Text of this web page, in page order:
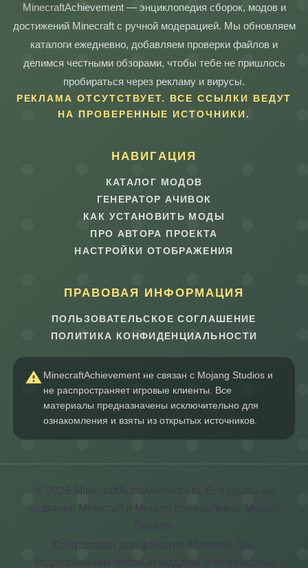
MinecraftAchievement — энциклопедия сборок, модов и
достижений Minecraft с ручной модерацией. Мы обновляем
каталоги ежедневно, добавляем проверки файлов и
делимся честными обзорами, чтобы тебе не пришлось
пробираться через рекламу и вирусы.
РЕКЛАМА ОТСУТСТВУЕТ. ВСЕ ССЫЛКИ ВЕДУТ
НА ПРОВЕРЕННЫЕ ИСТОЧНИКИ.
НАВИГАЦИЯ
КАТАЛОГ МОДОВ
ГЕНЕРАТОР АЧИВОК
КАК УСТАНОВИТЬ МОДЫ
ПРО АВТОРА ПРОЕКТА
НАСТРОЙКИ ОТОБРАЖЕНИЯ
ПРАВОВАЯ ИНФОРМАЦИЯ
ПОЛЬЗОВАТЕЛЬСКОЕ СОГЛАШЕНИЕ
ПОЛИТИКА КОНФИДЕНЦИАЛЬНОСТИ
MinecraftAchievement не связан с Mojang Studios и
не распространяет игровые клиенты. Все
материалы предназначены исключительно для
ознакомления и взяты из открытых источников.
© 2026 MinecraftAchievement.net. Все права на
названия Minecraft и Mojang принадлежат Mojang
Сайт создан для фанатов Minecraft. Мы
поддерживаем честный моддинг и безопасные